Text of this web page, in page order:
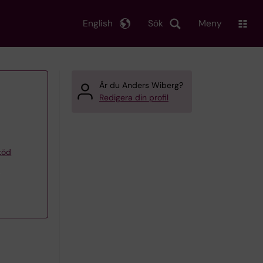
Sök
English Meny
Är du Anders Wiberg?
Redigera din profil